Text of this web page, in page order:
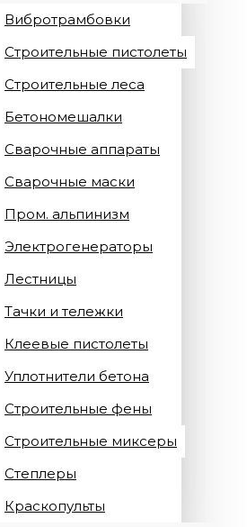
Вибротрамбовки
Строительные пистолеты
Строительные леса
Бетономешалки
Сварочные аппараты
Cварочные маски
Пром. альпинизм
Электрогенераторы
Лестницы
Тачки и тележки
Клеевые пистолеты
Уплотнители бетона
Строительные фены
Строительные миксеры
Степлеры
Краскопульты